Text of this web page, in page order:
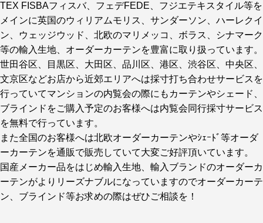
TEX FISBAフィスバ、フェデFEDE、フジエテキスタイル等を
メインに英国のウィリアムモリス、サンダーソン、ハーレクイ
ン、ウェッジウッド、北欧のマリメッコ、ボラス、シナマーク
等の輸入生地、オーダーカーテンを豊富に取り扱っています。
世田谷区、目黒区、大田区、品川区、港区、渋谷区、中央区、
文京区などお店から近郊エリアへは採寸打ち合わせサービスを
行っていてマンションの内覧会の際にもカーテンやシェード、
ブラインドをご購入予定のお客様へは内覧会同行採寸サービス
を無料で行っています。
また全国のお客様へは北欧オーダーカーテンやｼｪｰﾄﾞ等オーダ
ーカーテンを通販で販売していて大変ご好評頂いています。
国産メーカー品をはじめ輸入生地、輸入ブランドのオーダーカ
ーテンがよりリーズナブルになっていますのでオーダーカーテ
ン、ブラインド等お求めの際はぜひご相談を！